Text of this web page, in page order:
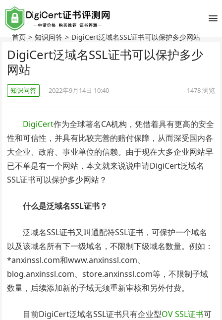
首页 > 知识问答 > DigiCert泛域名SSL证书可以保护多少网站
DigiCert泛域名SSL证书可以保护多少
网站
知识问答 2022年9月14日 10:40 1478浏览
DigiCert作为全球著名CA机构，凭借着具有更高的安全
性和可信性，并具有比较完善的赔付保障，从而深受国内各
大企业、政府、事业单位的信赖。由于现在大多企业网站早
已不单是有一个网站，本文就来说说申请DigiCert泛域名
SSL证书可以保护多少网站？
什么是泛域名SSL证书？
泛域名SSL证书又叫通配符SSL证书，可保护一个域名
以及该域名所有下一级域名，不限制下级域名数量。例如：
*anxinssl.com和www.anxinssl.com、
blog.anxinssl.com、store.anxinssl.com等，不限制子域
数量，后续添加新的子域无须重新审核和另外付费。
目前DigiCert泛域名SSL证书只有企业型OV SSL证书可